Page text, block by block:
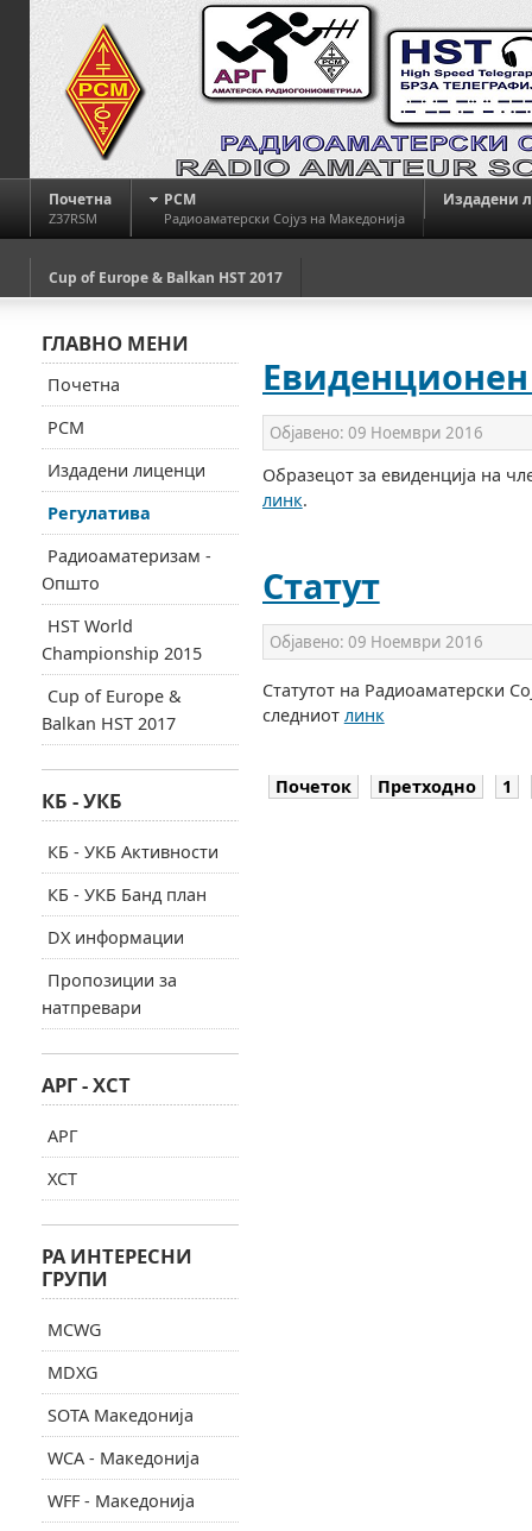
Почетна
Z37RSM
РСМ
Радиоаматерски Сојуз на Македонија
Издадени
Cup of Europe & Balkan HST 2017
Објавено: 09 Ноември 2016
Образецот за евиденција на
линк.
Статут
Објавено: 09 Ноември 2016
Статутот на Радиоаматерски
следниот линк
Почеток Претходно 1
ГЛАВНО МЕНИ
Почетна
РСМ
Издадени лиценци
Регулатива
Радиоаматеризам -
Општо
HST World
Championship 2015
Cup of Europe &
Balkan HST 2017
КБ - УКБ
КБ - УКБ Активности
КБ - УКБ Банд план
DX информации
Пропозиции за
натпревари
АРГ - ХСТ
АРГ
ХСТ
РА ИНТЕРЕСНИ
ГРУПИ
MCWG
MDXG
SOTA Македонија
WCA - Македонија
WFF - Македонија